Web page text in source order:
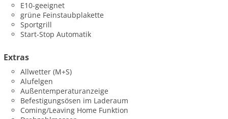
E10-geeignet
grüne Feinstaubplakette
Sportgrill
Start-Stop Automatik
Extras
Allwetter (M+S)
Alufelgen
Außentemperaturanzeige
Befestigungsösen im Laderaum
Coming/Leaving Home Funktion